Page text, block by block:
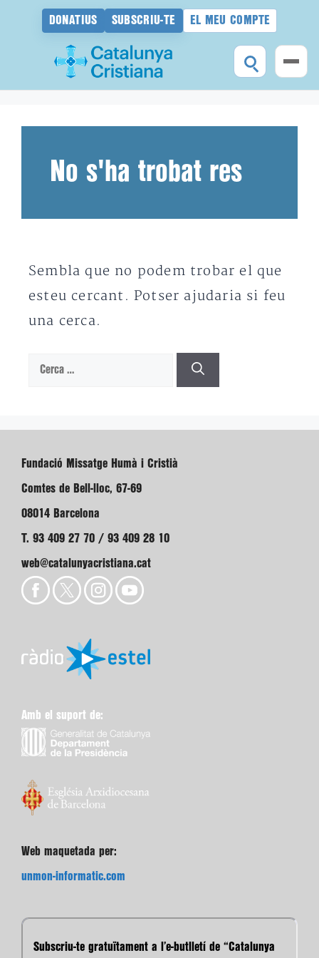
DONATIUS SUBSCRIU-TE EL MEU COMPTE
No s'ha trobat res
Sembla que no podem trobar el que
esteu cercant. Potser ajudaria si feu
una cerca.
Cerca:
Fundació Missatge Humà i Cristià
Comtes de Bell-lloc, 67-69
08014 Barcelona
T. 93 409 27 70 / 93 409 28 10
web@catalunyacristiana.cat
Amb el suport de:
Web maquetada per:
unmon-informatic.com
Subscriu-te gratuïtament a l’e-butlletí de “Catalunya